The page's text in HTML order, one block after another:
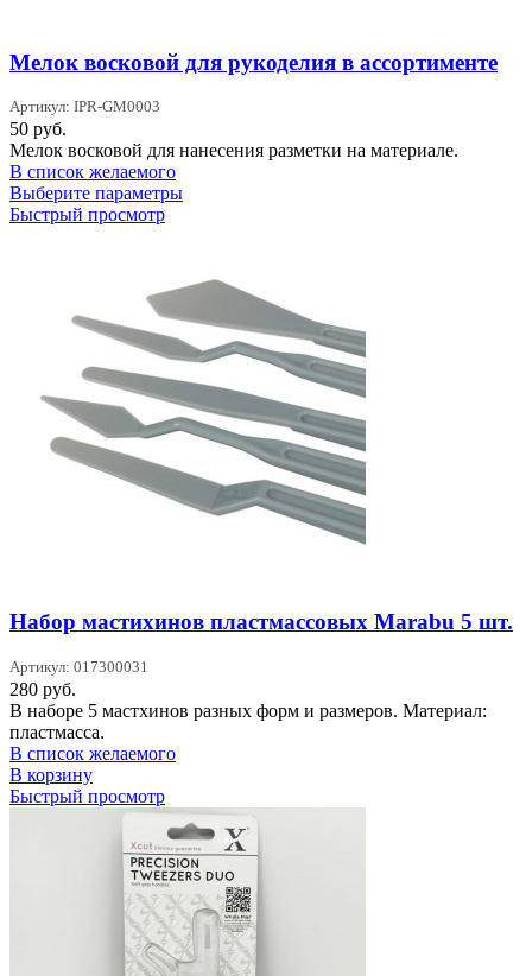
Мелок восковой для рукоделия в ассортименте
Артикул: IPR-GM0003
50 руб.
Мелок восковой для нанесения разметки на материале.
В список желаемого
Выберите параметрыЭтот
вариаций.
можно
выбрать
на
странице
товара.
Быстрый просмотр
Набор мастихинов пластмассовых Marabu 5 шт.
Артикул: 017300031
280 руб.
В наборе 5 мастхинов разных форм и размеров. Материал:
пластмасса.
В список желаемого
В корзину
Быстрый просмотр